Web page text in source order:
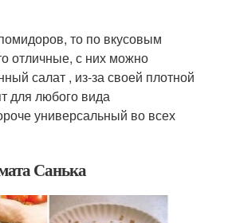
то по вкусовым
отличные, с них можно
салат , из-за своей плотной
для любого вида
универсальный во всех
Санька